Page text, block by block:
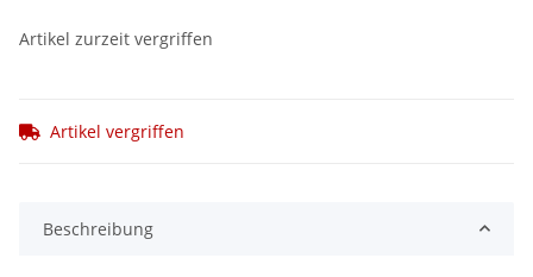
Artikel zurzeit vergriffen
Artikel vergriffen
Beschreibung